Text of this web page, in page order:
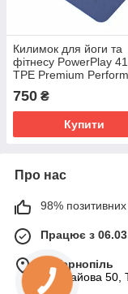
Килимок для йоги та
фітнесу PowerPlay
TPE Premium
(183x61x0.6 см.)
750 ₴
Купити
Про нас
98% позитивних
Працює з
м. Тернопіль
вул. Гайова 50,